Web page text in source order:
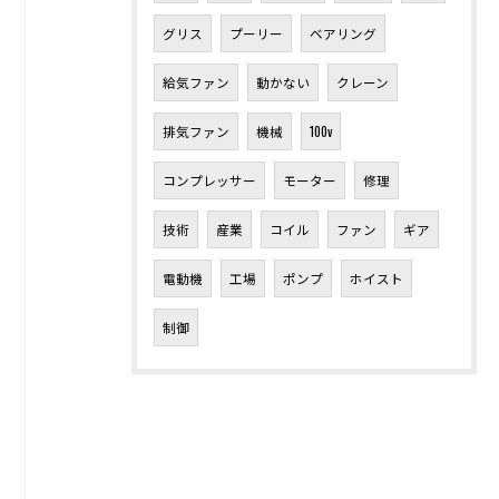
グリス プーリー ベアリング
給気ファン 動かない クレーン
排気ファン 機械 100v
コンプレッサー モーター 修理
技術 産業 コイル ファン ギア
電動機 工場 ポンプ ホイスト
制御